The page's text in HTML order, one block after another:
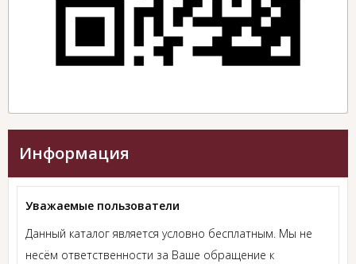
Информация
Уважаемые пользователи
Данный каталог является условно бесплатным. Мы не
несём ответственности за Ваше обращение к